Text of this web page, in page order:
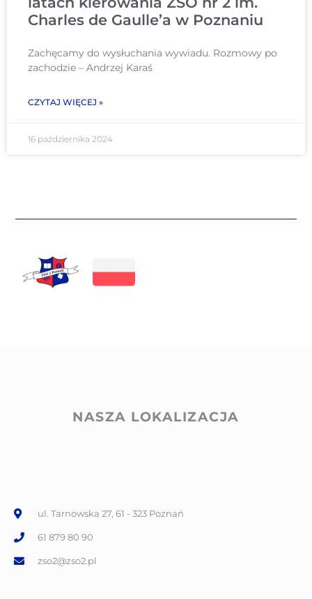
Charles de Gaulle’a w Poznaniu
Zachęcamy do wysłuchania wywiadu. Rozmowy po
zachodzie – Andrzej Karaś
CZYTAJ WIĘCEJ »
16 października 2024
NASZA LOKALIZACJA
ul. Tarnowska 27, 61 - 323 Poznań
61 879 80 90
zso2@zso2.pl